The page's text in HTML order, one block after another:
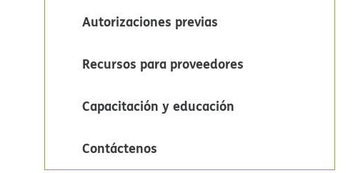
Autorizaciones previas​​
Recursos para proveedores​​
Capacitación y educación​​
Contáctenos​​